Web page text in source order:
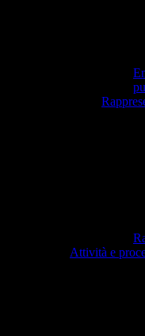
Attività e